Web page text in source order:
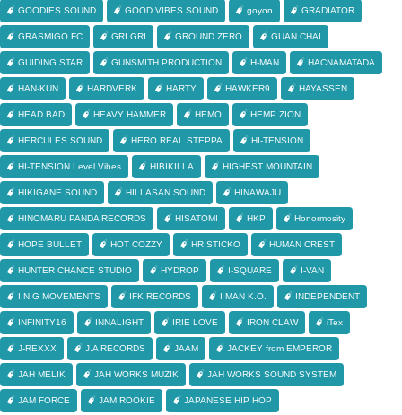
GOODIES SOUND GOOD VIBES SOUND goyon GRADIATOR
GRASMIGO FC GRI GRI GROUND ZERO GUAN CHAI
GUIDING STAR GUNSMITH PRODUCTION H-MAN HACNAMATADA
HAN-KUN HARDVERK HARTY HAWKER9 HAYASSEN
HEAD BAD HEAVY HAMMER HEMO HEMP ZION
HERCULES SOUND HERO REAL STEPPA HI-TENSION
HI-TENSION Level Vibes HIBIKILLA HIGHEST MOUNTAIN
HIKIGANE SOUND HILLASAN SOUND HINAWAJU
HINOMARU PANDA RECORDS HISATOMI HKP Honormosity
HOPE BULLET HOT COZZY HR STICKO HUMAN CREST
HUNTER CHANCE STUDIO HYDROP I-SQUARE I-VAN
I.N.G MOVEMENTS IFK RECORDS I MAN K.O. INDEPENDENT
INFINITY16 INNALIGHT IRIE LOVE IRON CLAW iTex
J-REXXX J.A RECORDS JAAM JACKEY from EMPEROR
JAH MELIK JAH WORKS MUZIK JAH WORKS SOUND SYSTEM
JAM FORCE JAM ROOKIE JAPANESE HIP HOP